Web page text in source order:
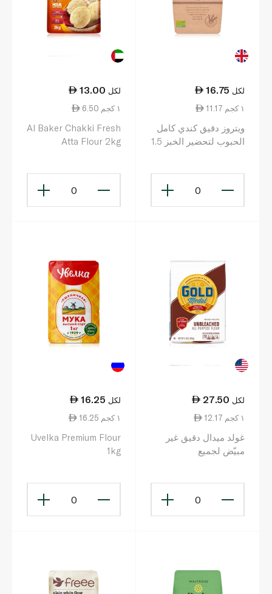
16.75 لكل
11.17 ١ كجم
ويتروز دقيق كندي كامل
الحبوب لتحضير الخبز 1.5
0
13.00 لكل
6.50 ١ كجم
Al Baker Chakki Fresh
Atta Flour 2kg
0
27.50 لكل
12.17 ١ كجم
غولد ميدال دقيق غير
مبيّض لجميع
0
16.25 لكل
16.25 ١ كجم
Uvelka Premium Flour
1kg
0